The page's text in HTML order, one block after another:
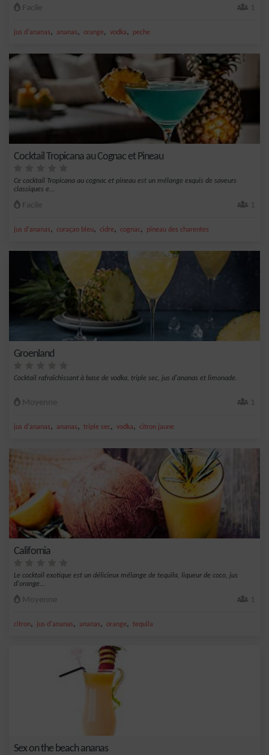
Facile 1
jus d'ananas, ananas, orange, vodka, peche
Cocktail Tropicana au Cognac et Pineau
Ce cocktail Tropicana au cognac et pineau est un mélange exquis de saveurs
classiques e...
Facile 1
jus d'ananas, curaçao bleu, cidre, cognac, pineau des charentes
Groenland
Cocktail rafraîchissant à base de vodka, triple sec, jus d'ananas et limonade.
Moyenne 1
jus d'ananas, ananas, triple sec, vodka, citron jaune
California
Le cocktail exotique est un délicieux mélange de tequila, liqueur de coco, jus
d'orange...
Moyenne 1
citron, jus d'ananas, ananas, orange, tequila
Sex on the beach ananas